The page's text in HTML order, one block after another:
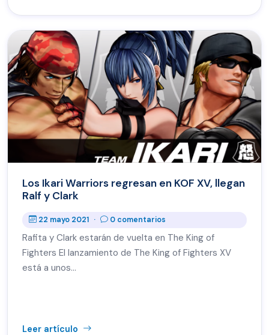
Los Ikari Warriors regresan en KOF XV, llegan
Ralf y Clark
22 mayo 2021 · 0 comentarios
Rafita y Clark estarán de vuelta en The King of
Fighters El lanzamiento de The King of Fighters XV
está a unos…
Leer artículo